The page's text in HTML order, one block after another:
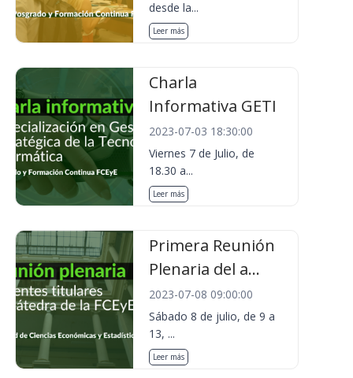
desde la...
Leer más
Charla
Informativa GETI
2023-07-03 18:30:00
Viernes 7 de Julio, de
18.30 a...
Leer más
Primera Reunión
Plenaria del a...
2023-07-08 09:00:00
Sábado 8 de julio, de 9 a
13, ...
Leer más